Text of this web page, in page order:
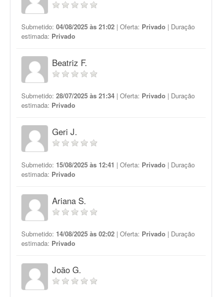
Submetido: 04/08/2025 às 21:02 | Oferta: Privado | Duração
estimada: Privado
Beatriz F.
Submetido: 28/07/2025 às 21:34 | Oferta: Privado | Duração
estimada: Privado
Geri J.
Submetido: 15/08/2025 às 12:41 | Oferta: Privado | Duração
estimada: Privado
Ariana S.
Submetido: 14/08/2025 às 02:02 | Oferta: Privado | Duração
estimada: Privado
João G.